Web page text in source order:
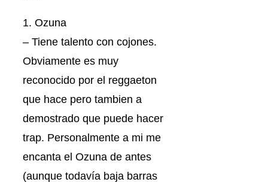
1. Ozuna
– Tiene talento con cojones.
Obviamente es muy
reconocido por el reggaeton
que hace pero tambien a
demostrado que puede hacer
trap. Personalmente a mi me
encanta el Ozuna de antes
(aunque todavía baja barras